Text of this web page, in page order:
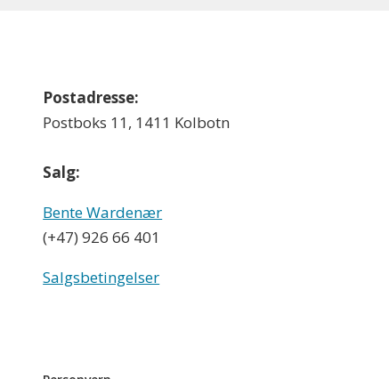
Postadresse:
Postboks 11, 1411 Kolbotn
Salg:
Bente Wardenær
(+47) 926 66 401
Salgsbetingelser